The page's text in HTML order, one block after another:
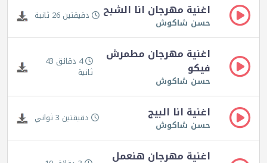
اغنية مهرجان انا الشبح
حسن شاكوش دقيقتين 26 ثانية
اغنية مهرجان مطمرش
فيكو
حسن شاكوش
4 دقائق 43
ثانية
اغنية انا البيج
حسن شاكوش دقيقتين 3 ثواني
اغنية مهرجان هنعمل